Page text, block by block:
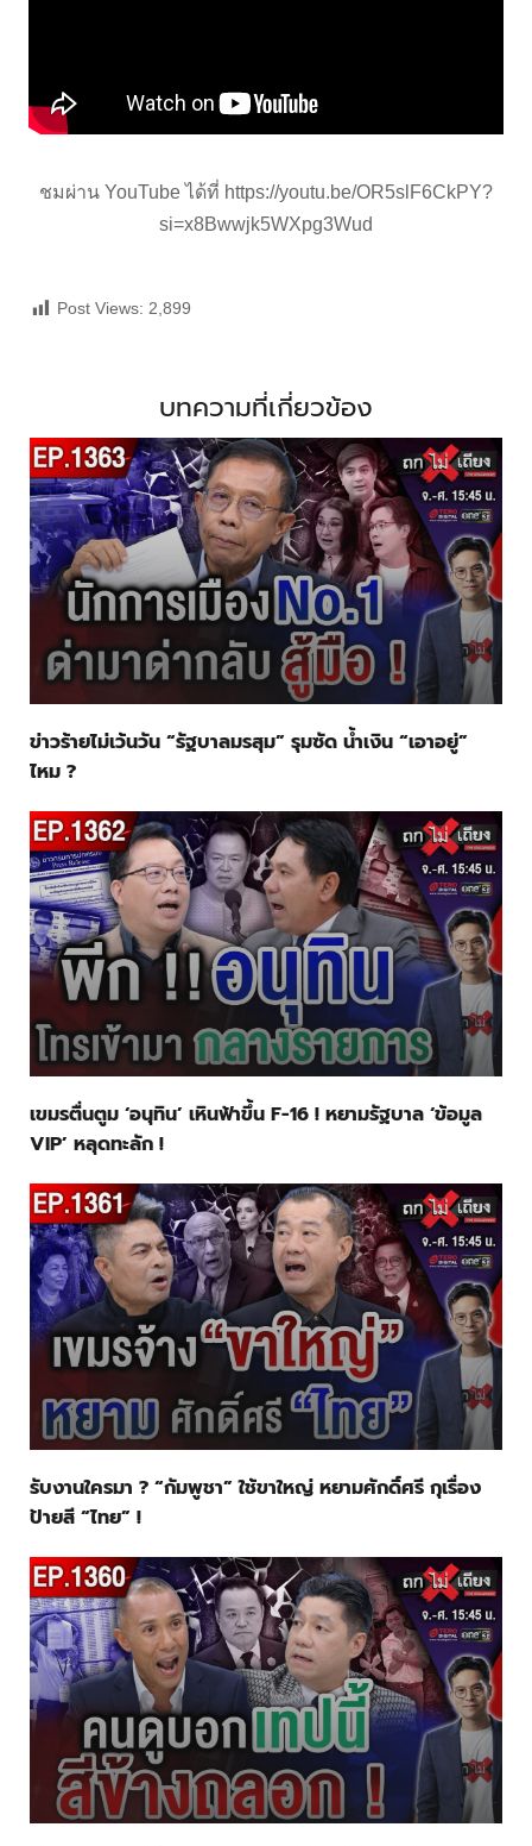
ชมผ่าน YouTube ได้ที่ https://youtu.be/OR5slF6CkPY?
si=x8Bwwjk5WXpg3Wud
Post Views: 2,899
บทความที่เกี่ยวข้อง
ข่าวร้ายไม่เว้นวัน “รัฐบาลมรสุม” รุมซัด น้ำเงิน “เอาอยู่”
ไหม ?
เขมรตื่นตูม ‘อนุทิน’ เหินฟ้าขึ้น F-16 ! หยามรัฐบาล ‘ข้อมูล
VIP’ หลุดทะลัก !
รับงานใครมา ? “กัมพูชา” ใช้ขาใหญ่ หยามศักดิ์ศรี กุเรื่อง
ป้ายสี “ไทย” !